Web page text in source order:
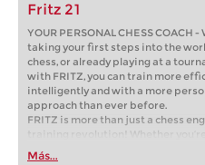
Fritz 21
YOUR PERSONAL CHESS COACH
taking your first steps into the
chess, or already playing at a
with FRITZ, you can train more
intelligently and with a more
approach than ever before.
FRITZ is more than just a chess
training revolution! Whether
first steps into the world of club
Más...